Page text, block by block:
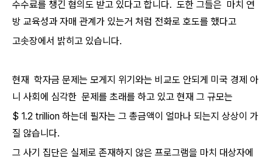
수수료를 챙긴 혐의도 받고 있다고 합니다. 도한 그들은 마치 연
방 교육성과 자매 관계가 있는거 처럼 전화로 호도를 했다고
고솟장에서 밝히고 있습니다.
현재 학자금 문제는 모게지 위기와는 비교도 안되게 미국 경제 아
니 사회에 심각한 문제를 초래를 하고 있고 현재 그 규모는
$ 1.2 trillion 하는데 필자는 그 총금액이 얼마나 되는지 상상이 가
질 않습니다.
그 사기 집단은 실제로 존재하지 않은 프로그램을 마치 대상자에